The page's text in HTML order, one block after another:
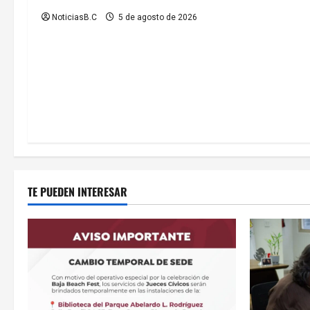
n
a
s
NoticiasB.C 5 de agosto de 2026
TE PUEDEN INTERESAR